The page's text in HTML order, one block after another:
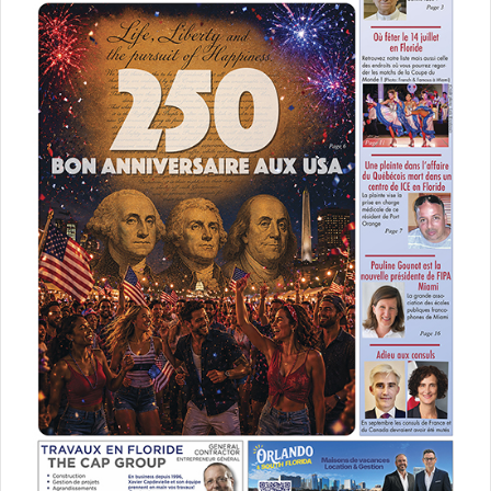
You can catch more birds with honey than with a stick
(honeycreepers) (2022) par Christian Ruiz-Berman
Très belle œuvres issue de la « ménagerie » de Berman,
que vous pouvez voir à la :
Presented by Mindy Solomon Gallery
www.mindysolomon.com
Du 31 mai au 5 juin :
Jesus Christ Superstar
Retour du célèbre opera rock, avec les chansons d’Andrew